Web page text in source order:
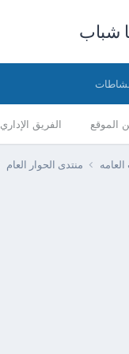
شباب
الموقع الفريق الإداري
العامه منتدى الحوار العام